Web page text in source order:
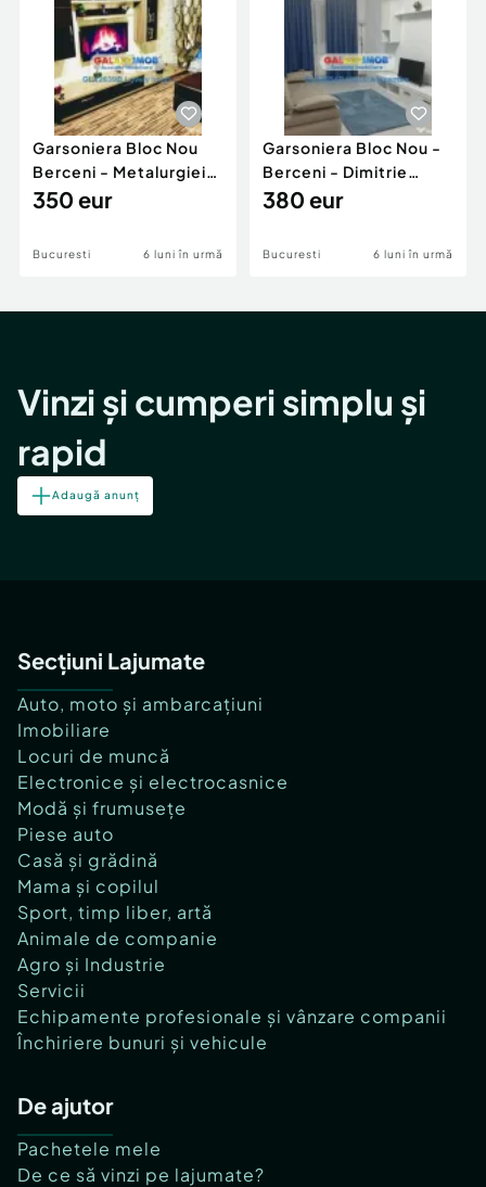
Garsoniera Bloc Nou
Berceni - Metalurgiei
Park - Postalionul
350 eur
Bucuresti 6 luni în urmă
Garsoniera Bloc Nou -
Berceni - Dimitrie
Leonida
380 eur
Bucuresti 6 luni în urmă
Vinzi și cumperi simplu și
rapid
Adaugă anunț
Secțiuni Lajumate
Auto, moto și ambarcațiuni
Imobiliare
Locuri de muncă
Electronice și electrocasnice
Modă și frumusețe
Piese auto
Casă și grădină
Mama și copilul
Sport, timp liber, artă
Animale de companie
Agro și Industrie
Servicii
Echipamente profesionale și vânzare companii
Închiriere bunuri și vehicule
De ajutor
Pachetele mele
De ce să vinzi pe lajumate?